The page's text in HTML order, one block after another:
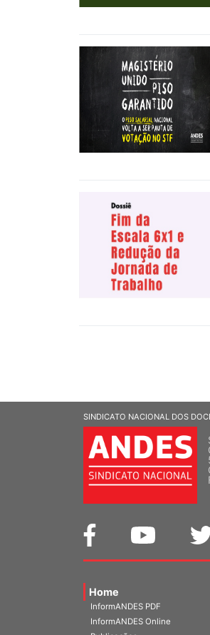
SINDICATO NACIONAL DOS
Home
InformANDES PDF
InformANDES Online